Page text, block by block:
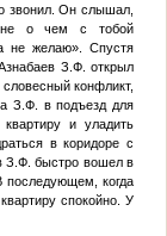
звонил. Он слышал,
не о чем с тобой
не желаю». Спустя
З.Ф. открыл
конфликт,
З.Ф. в подъезд для
и уладить
в коридоре с
З.Ф. быстро вошел в
последующем, когда
спокойно. У